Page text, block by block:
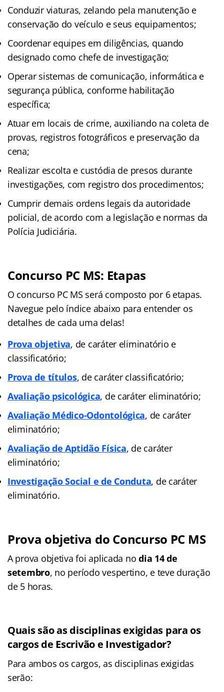
Conduzir viaturas, zelando pela manutenção e
conservação do veículo e seus equipamentos;
Coordenar equipes em diligências, quando
designado como chefe de investigação;
Operar sistemas de comunicação, informática e
segurança pública, conforme habilitação
específica;
Atuar em locais de crime, auxiliando na coleta de
provas, registros fotográficos e preservação da
cena;
Realizar escolta e custódia de presos durante
investigações, com registro dos procedimentos;
Cumprir demais ordens legais da autoridade
policial, de acordo com a legislação e normas da
Polícia Judiciária.
Concurso PC MS: Etapas
O concurso PC MS será composto por 6 etapas.
Navegue pelo índice abaixo para entender os
detalhes de cada uma delas!
Prova objetiva, de caráter eliminatório e
classificatório;
Prova de títulos, de caráter classificatório;
Avaliação psicológica, de caráter eliminatório;
Avaliação Médico-Odontológica, de caráter
eliminatório;
Avaliação de Aptidão Física, de caráter
eliminatório;
Investigação Social e de Conduta, de caráter
eliminatório.
Prova objetiva do Concurso PC MS
A prova objetiva foi aplicada nodia 14 de
setembro, no período vespertino, e teve duração
de 5 horas.
Quais são as disciplinas exigidas para os
cargos de Escrivão e Investigador?
Para ambos os cargos, as disciplinas exigidas
serão: